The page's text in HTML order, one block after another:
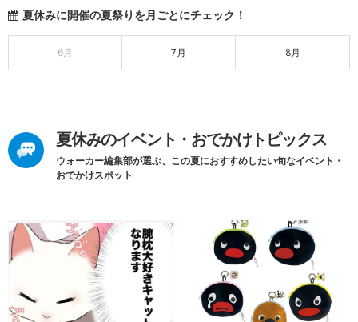
夏休みに開催の夏祭りを月ごとにチェック！
6月 7月 8月
夏休みのイベント・おでかけトピックス
ウォーカー編集部が選ぶ、この夏におすすめしたい旬なイベント・
おでかけスポット